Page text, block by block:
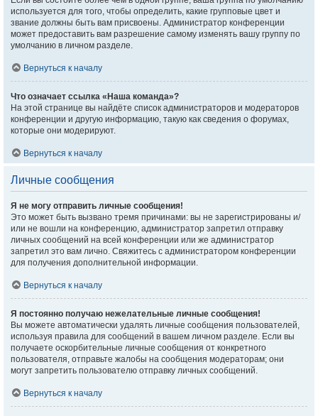
используется для того, чтобы определить, какие групповые цвет и
звание должны быть вам присвоены. Администратор конференции
может предоставить вам разрешение самому изменять вашу группу по
умолчанию в личном разделе.
Вернуться к началу
Что означает ссылка «Наша команда»?
На этой странице вы найдёте список администраторов и модераторов
конференции и другую информацию, такую как сведения о форумах,
которые они модерируют.
Вернуться к началу
Личные сообщения
Я не могу отправить личные сообщения!
Это может быть вызвано тремя причинами: вы не зарегистрированы и/
или не вошли на конференцию, администратор запретил отправку
личных сообщений на всей конференции или же администратор
запретил это вам лично. Свяжитесь с администратором конференции
для получения дополнительной информации.
Вернуться к началу
Я постоянно получаю нежелательные личные сообщения!
Вы можете автоматически удалять личные сообщения пользователей,
используя правила для сообщений в вашем личном разделе. Если вы
получаете оскорбительные личные сообщения от конкретного
пользователя, отправьте жалобы на сообщения модераторам; они
могут запретить пользователю отправку личных сообщений.
Вернуться к началу